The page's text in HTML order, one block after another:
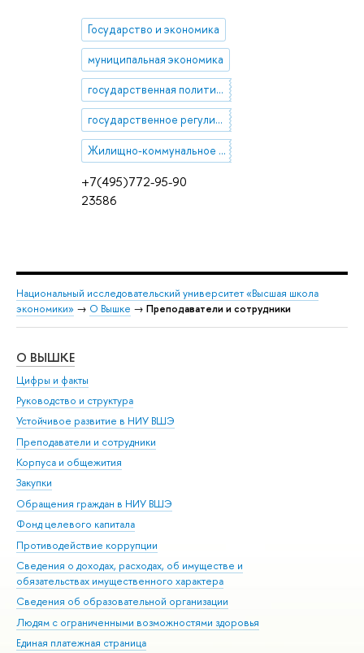
+7(495)772-95-90
23586
Государство и экономика
муниципальная экономика
государственная политика и регулирование в сфере транспорта и энергетики
государственное регулирование цен
Жилищно-коммунальное хозяйство
Национальный исследовательский университет «Высшая школа
экономики» → О Вышке → Преподаватели и сотрудники
О ВЫШКЕ
Цифры и факты
Руководство и структура
Устойчивое развитие в НИУ ВШЭ
Преподаватели и сотрудники
Корпуса и общежития
Закупки
Обращения граждан в НИУ ВШЭ
Фонд целевого капитала
Противодействие коррупции
Сведения о доходах, расходах, об имуществе и
обязательствах имущественного характера
Сведения об образовательной организации
Людям с ограниченными возможностями здоровья
Единая платежная страница